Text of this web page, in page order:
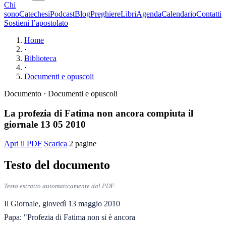
Chi
sonoCatechesiPodcastBlogPreghiereLibriAgendaCalendarioContatti
Sostieni l’apostolato
Home
·
Biblioteca
·
Documenti e opuscoli
Documento · Documenti e opuscoli
La profezia di Fatima non ancora compiuta il
giornale 13 05 2010
Apri il PDF Scarica 2 pagine
Testo del documento
Testo estratto automaticamente dal PDF.
Il Giornale, giovedì 13 maggio 2010
Papa: "Profezia di Fatima non si è ancora